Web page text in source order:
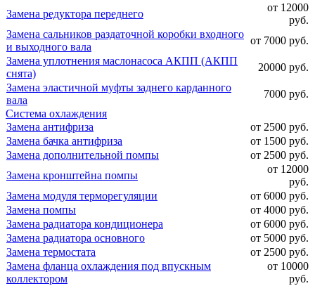
Замена редуктора переднего
от 12000
руб.
Замена сальников раздаточной коробки входного
и выходного вала
от 7000 руб.
Замена уплотнения маслонасоса АКПП (АКПП
снята)
20000 руб.
Замена эластичной муфты заднего карданного
вала
7000 руб.
Система охлаждения
Замена антифриза
от 2500 руб.
Замена бачка антифриза
от 1500 руб.
Замена дополнительной помпы
от 2500 руб.
Замена кронштейна помпы
от 12000
руб.
Замена модуля терморегуляции
от 6000 руб.
Замена помпы
от 4000 руб.
Замена радиатора кондиционера
от 6000 руб.
Замена радиатора основного
от 5000 руб.
Замена термостата
от 2500 руб.
Замена фланца охлаждения под впускным
коллектором
от 10000
руб.